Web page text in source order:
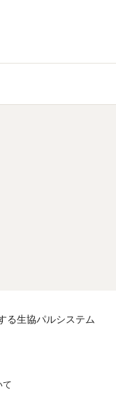
る生協パルシステム
て